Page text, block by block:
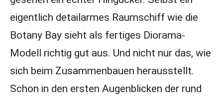
eigentlich detailarmes Raumschiff wie die
Botany Bay sieht als fertiges Diorama-
Modell richtig gut aus. Und nicht nur das, wie
sich beim Zusammenbauen herausstellt.
Schon in den ersten Augenblicken der rund